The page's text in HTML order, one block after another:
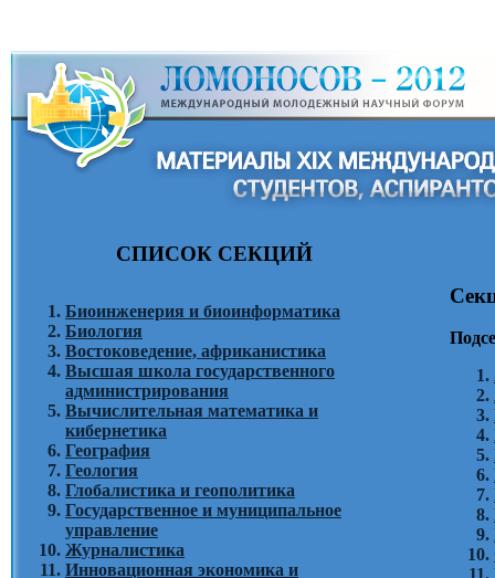
СПИСОК СЕКЦИЙ
Биоинженерия и биоинформатика
Биология
Востоковедение, африканистика
Высшая школа государственного
администрирования
Вычислительная математика и
кибернетика
География
Геология
Глобалистика и геополитика
Государственное и муниципальное
управление
Журналистика
Инновационная экономика и